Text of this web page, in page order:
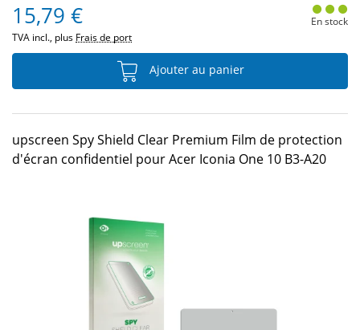
15,79 €
TVA incl., plus Frais de port
En stock
Ajouter au panier
upscreen Spy Shield Clear Premium Film de protection
d'écran confidentiel pour Acer Iconia One 10 B3-A20